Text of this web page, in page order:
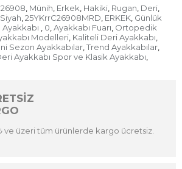
Münih Erkek Hakiki, Rugan Deri,
Siyah 25YKrrC26908MRD ERKEK, Günlük
Ayakkabı 0 Ayakkabı Fuarı Ortopedik
Modelleri Kaliteli Deri Ayakkabı
Sezon Ayakkabılar Trend Ayakkabılar
Ayakkabı Spor ve Klasik Ayakkabı
ve üzeri tüm ürünlerde kargo ücretsiz.